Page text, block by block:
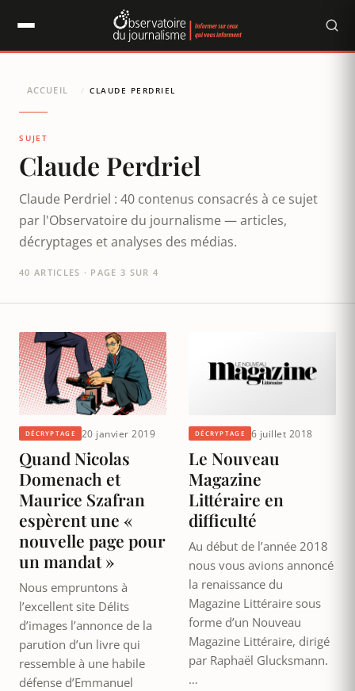
ACCUEIL / CLAUDE PERDRIEL
SUJET
Claude Perdriel
Claude Perdriel : 40 contenus consacrés à ce sujet
par l'Observatoire du journalisme — articles,
décryptages et analyses des médias.
40 ARTICLES · PAGE 3 SUR 4
DÉCRYPTAGE 20 janvier 2019
Quand Nicolas
Domenach et
Maurice Szafran
espèrent une «
nouvelle page pour
un mandat »
Nous empruntons à
l’excellent site Délits
d’images l’annonce de la
parution d’un livre qui
ressemble à une habile
défense d’Emmanuel
DÉCRYPTAGE 6 juillet 2018
Le Nouveau
Magazine
Littéraire en
difficulté
Au début de l’année 2018
nous vous avions annoncé
la renaissance du
Magazine Littéraire sous
forme d’un Nouveau
Magazine Littéraire, dirigé
par Raphaël Glucksmann.
…
Panneau de gestion des cookies